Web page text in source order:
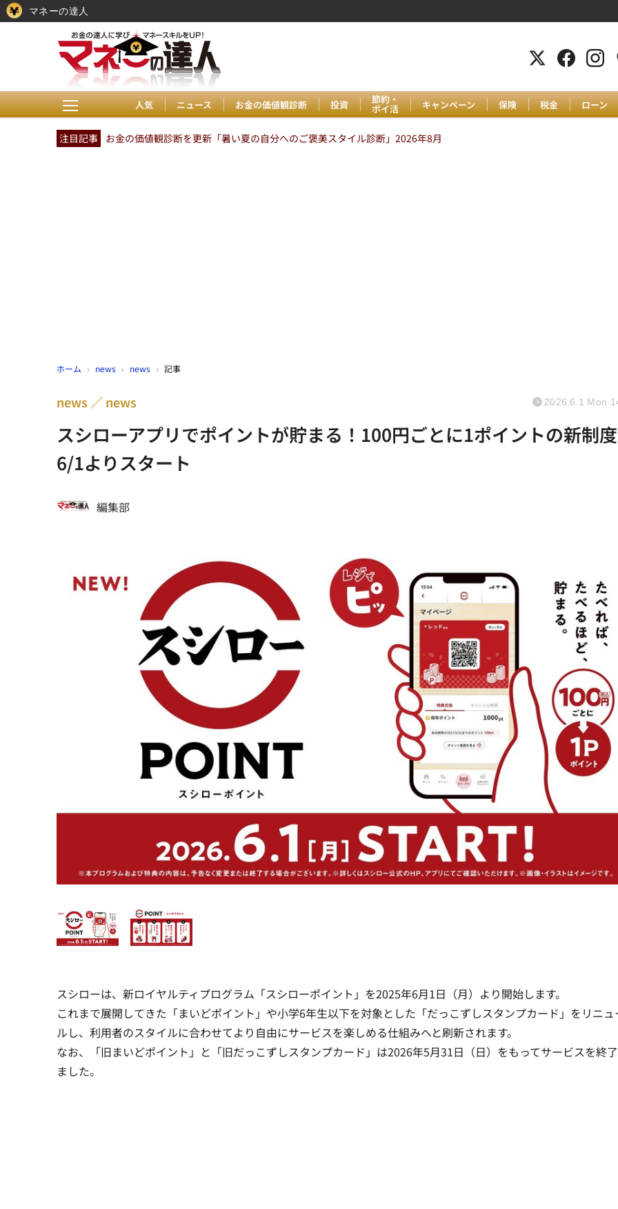
人気 ニュース お金の価値観診断 投資 節約・
ポイ活 キャンペーン 保険 税金 ローン
注目記事 お金の価値観診断を更新「暑い夏の自分へのご褒美スタイル診断」2026年8月
ホーム › news › news › 記事
スシローアプリでポイントが貯まる！100円ごとに1ポイントの新制
6/1よりスタート
news news 2026.6.1 Mon
編集部
スシローは、新ロイヤルティプログラム「スシローポイント」を2025年6月1日（月）より開始します。
これまで展開してきた「まいどポイント」や小学6年生以下を対象とした「だっこずしスタンプカード」をリニュ
ルし、利用者のスタイルに合わせてより自由にサービスを楽しめる仕組みへと刷新されます。
なお、「旧まいどポイント」と「旧だっこずしスタンプカード」は2026年5月31日（日）をもってサービスを終
ました。
マネーの達人